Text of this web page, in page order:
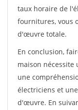
taux horaire de
fournitures, vous
d'œuvre totale.
En conclusion,
maison nécessite
une
électriciens et
d'œuvre. En